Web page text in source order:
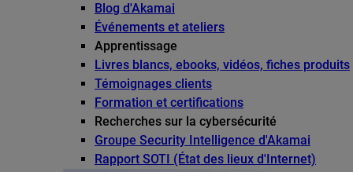
Blog d'Akamai
Événements et ateliers
Apprentissage
Livres blancs, ebooks, vidéos, fiches produits
Témoignages clients
Formation et certifications
Recherches sur la cybersécurité
Groupe Security Intelligence d'Akamai
Rapport SOTI (État des lieux d'Internet)